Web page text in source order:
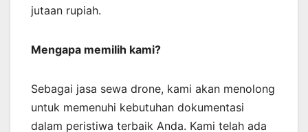
jutaan rupiah.
Mengapa memilih kami?
Sebagai jasa sewa drone, kami akan menolong
untuk memenuhi kebutuhan dokumentasi
dalam peristiwa terbaik Anda. Kami telah ada